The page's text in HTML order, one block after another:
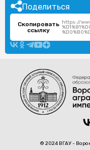
Поделиться
Скопировать
ссылку
https://
© 2024 ВГАУ -